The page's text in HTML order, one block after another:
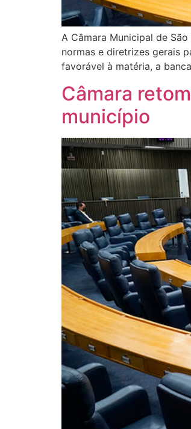
A Câmara Municipal de
normas e diretrizes gerais
favorável à matéria, a
Câmara
município